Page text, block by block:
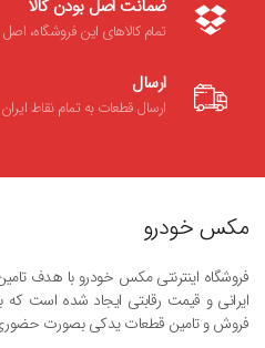
ضمانت اصل بودن کالا
تمام کالاهای این فروشگاه،
ارسال
ارسال قطعات به تمام نقاط
مکس خودرو
فروشگاه اینترنتی مکس خودرو با هدف
فروش و تامین قطعات یدکی بصورت